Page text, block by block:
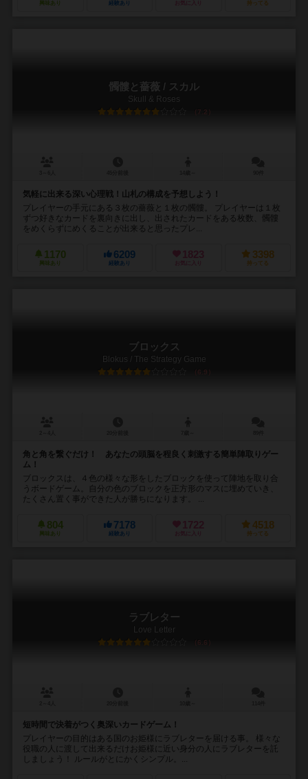
興味あり 経験あり お気に入り 持ってる
髑髏と薔薇 / スカル
Skull & Roses
7.2
気軽に出来る深い心理戦！山札の構成を予想しよう！
プレイヤーの手元にある３枚の薔薇と１枚の髑髏。 プレイヤーは１枚
ずつ好きなカードを裏向きに出し、出されたカードをある枚数、髑髏
をめくらずにめくることが出来ると思ったプレ...
1170
興味あり
6209
経験あり
1823
お気に入り
3398
持ってる
ブロックス
Blokus / The Strategy Game
6.9
角と角を繋ぐだけ！ あなたの頭脳を程良く刺激する簡単陣取りゲー
ム！
ブロックスは、４色の様々な形をしたブロックを使って陣地を取り合
うボードゲーム。自分の色のブロックを正方形のマスに埋めていき、
たくさん置く事ができた人が勝ちになります。 ...
804
興味あり
7178
経験あり
1722
お気に入り
4518
持ってる
ラブレター
Love Letter
6.6
短時間で決着がつく奥深いカードゲーム！
プレイヤーの目的はある国のお姫様にラブレターを届ける事。 様々な
役職の人に渡して出来るだけお姫様に近い身分の人にラブレターを託
しましょう！ ルールがとにかくシンプル。...